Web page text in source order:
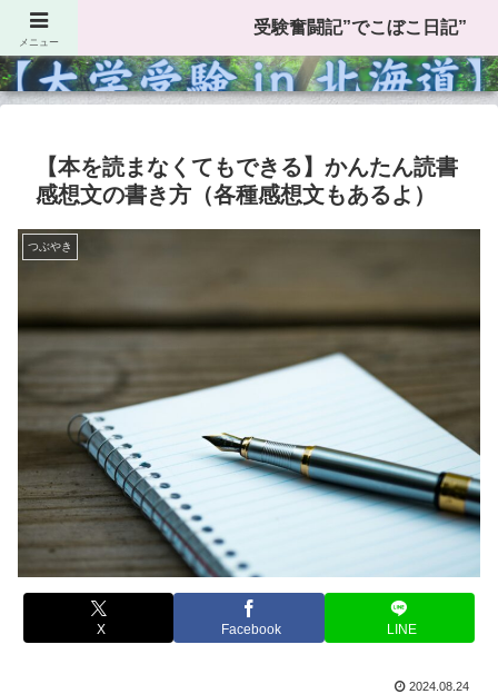
受験奮闘記”でこぼこ日記”
【本を読まなくてもできる】かんたん読書
感想文の書き方（各種感想文もあるよ）
つぶやき
X Facebook LINE
2024.08.24
メニュー
受験奮闘記”でこぼこ日記”